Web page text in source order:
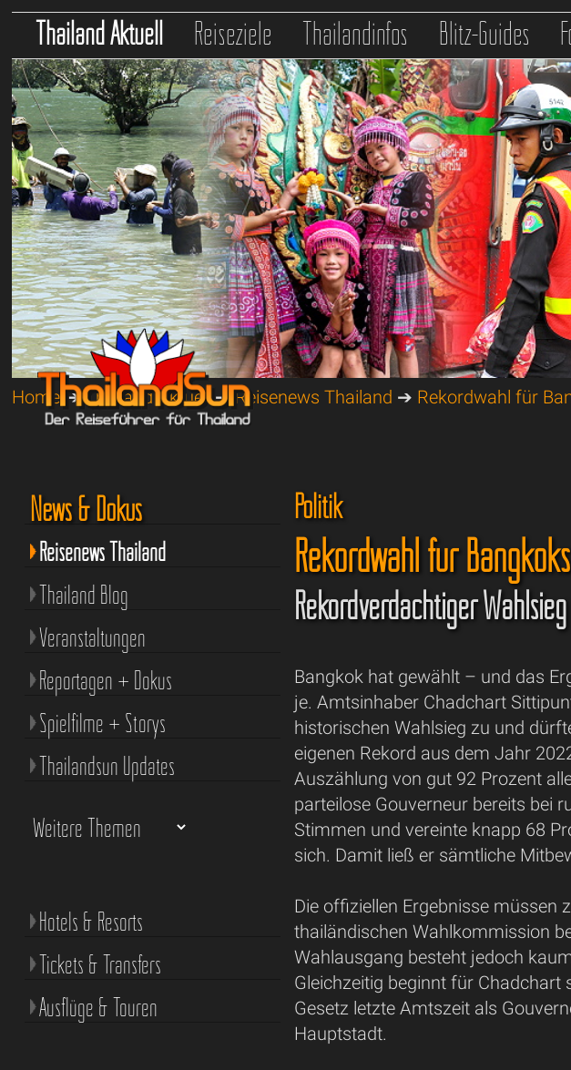
Thailand Aktuell Reiseziele Thailandinfos Blitz-Guides
Home➔Thailand Aktuell➔Reisenews Thailand ➔ Rekordwahl für
Politik
Rekordwahl für
Rekordverdächtiger
Bangkok hat gewählt – und das
je. Amtsinhaber Chadchart
historischen Wahlsieg zu und
eigenen Rekord aus dem Jahr
Auszählung von gut 92 Prozent
parteilose Gouverneur bereits bei
Stimmen und vereinte knapp 68
sich. Damit ließ er sämtliche
Die offiziellen Ergebnisse müssen
thailändischen Wahlkommission
Wahlausgang besteht jedoch
Gleichzeitig beginnt für Chadchart
Gesetz letzte Amtszeit als
Hauptstadt.
News & Dokus
Reisenews Thailand
Thailand Blog
Veranstaltungen
Reportagen + Dokus
Spielfilme + Storys
Thailandsun Updates
Hotels & Resorts
Tickets & Transfers
Ausflüge & Touren